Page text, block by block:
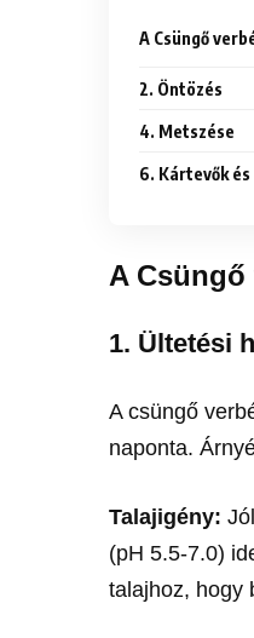
A Csüngő
2. Öntözés
4. Metszése
6. Kártevők
A Csüngő
1. Ültetési
A csüngő
naponta.
Talajigény:
(pH 5.5-7.0)
talajhoz, hogy